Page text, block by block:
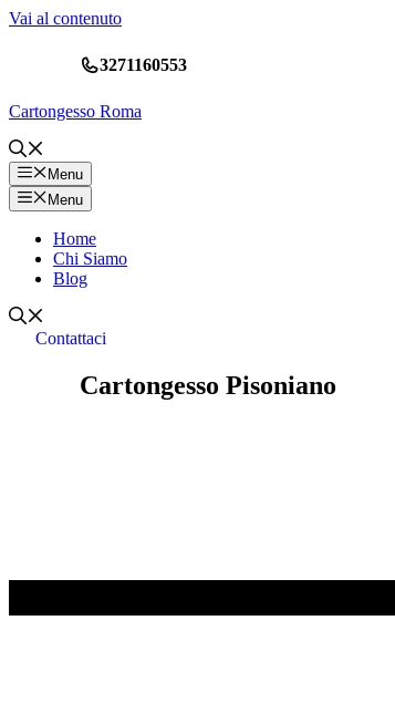
Vai al contenuto
3271160553
Cartongesso Roma
Menu
Menu
Home
Chi Siamo
Blog
Contattaci
Cartongesso Pisoniano